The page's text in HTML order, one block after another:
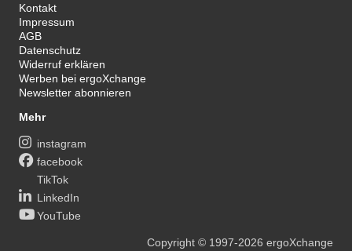
Kontakt
Impressum
AGB
Datenschutz
Widerruf erklären
Werben bei ergoXchange
Newsletter abonnieren
Mehr
instagram
facebook
TikTok
LinkedIn
YouTube
Copyright© 1997-2026 ergoXchange